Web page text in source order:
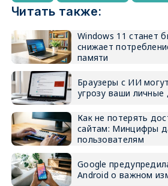
Читать также:
Windows 11 станет
снижает
памяти
Браузеры с ИИ
угрозу ваши личные
Как не потерять
сайтам: Минцифры
пользователям
Google
Android о важном